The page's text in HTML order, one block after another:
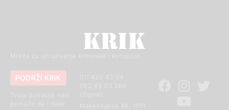
Mreža za istraživanje kriminala i korupcije
011 420 43 04
Makenzijeva 46, 11111
PODRŽI KRIK